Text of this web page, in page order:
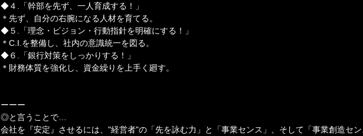
◆４.「幹部を先ず、一人育成する！」
＊先ず、自分の右腕になる人材を育てる。
◆５.「理念・ビジョン・行動指針を明確にする！」
＊C.I.を整備し、社内の意識統一を図る。
◆６.「銀行対策をしっかりする！」
＊財務体質を強化し、資金繰りを上手く廻す。
ーーー
◎と言うことで…
会社を『安定』させるには、"経営者"の「先を詠む力」と「事業センス」、そして「事業創造セ